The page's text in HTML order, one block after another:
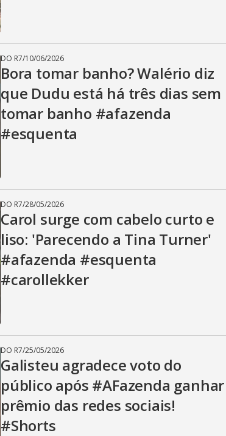
DO R7/10/06/2026
Bora tomar banho? Walério diz
que Dudu está há três dias sem
tomar banho #afazenda
#esquenta
DO R7/28/05/2026
Carol surge com cabelo curto e
liso: 'Parecendo a Tina Turner'
#afazenda #esquenta
#carollekker
DO R7/25/05/2026
Galisteu agradece voto do
público após #AFazenda ganhar
prêmio das redes sociais!
#Shorts